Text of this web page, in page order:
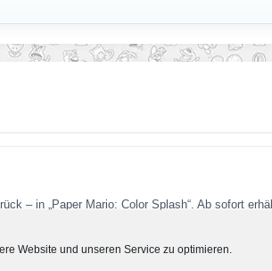
Website und unseren Service zu optimieren.
– in „Paper Mario: Color Splash“. Ab sofort
Mario Party: Star Rush